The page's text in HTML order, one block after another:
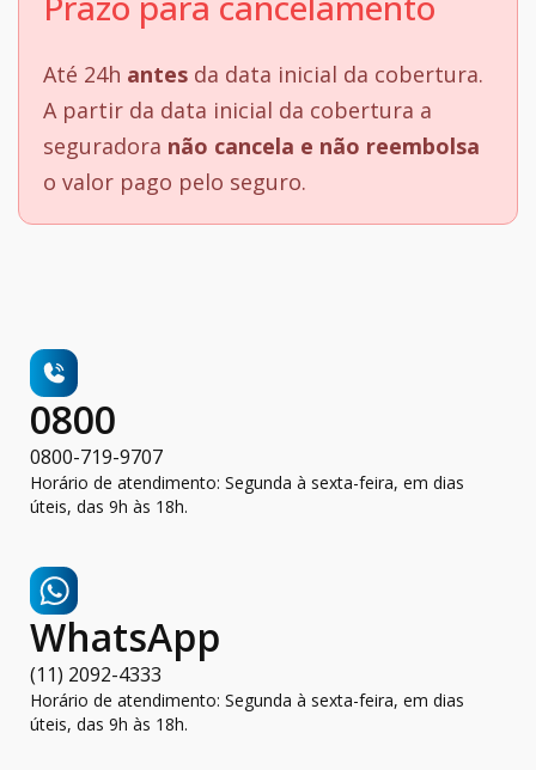
Até 24h antes da data inicial da cobertura.
A partir da data inicial da cobertura a
seguradora não cancela e não reembolsa
o valor pago pelo seguro.
0800
0800-719-9707
Horário de atendimento: Segunda à sexta-feira, em dias
úteis, das 9h às 18h.
WhatsApp
(11) 2092-4333
Horário de atendimento: Segunda à sexta-feira, em dias
úteis, das 9h às 18h.